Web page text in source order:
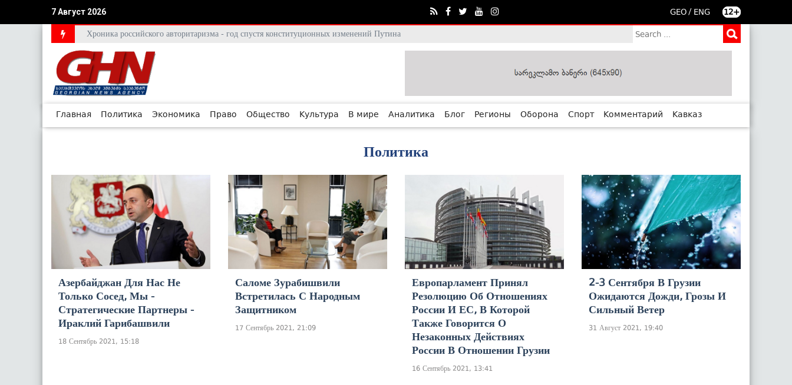
7 Август 2026 GEO / ENG 12+
Хроника российского авторитаризма - год спустя конституционных изменений Путина
Главная Политика Экономика Право Общество Культура В мире Аналитика Блог Регионы Оборона Спорт Комментарий Кавказ
Политика
Азербайджан Для Нас Не
Только Сосед, Мы -
Стратегические Партнеры -
Ираклий Гарибашвили
18 Сентябрь 2021, 15:18
Саломе Зурабишвили
Встретилась С Народным
Защитником
17 Сентябрь 2021, 21:09
Европарламент Принял
Резолюцию Об Отношениях
России И ЕС, В Которой
Также Говорится О
Незаконных Действиях
России В Отношении Грузии
16 Сентябрь 2021, 13:41
2-3 Сентября В Грузии
Ожидаются Дожди, Грозы И
Сильный Ветер
31 Август 2021, 19:40